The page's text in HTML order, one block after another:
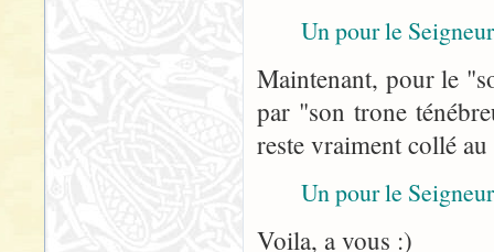
Un pour le
Maintenant, pour le
par "son trone
reste vraiment collé
Un pour le
Voila, a vous :)